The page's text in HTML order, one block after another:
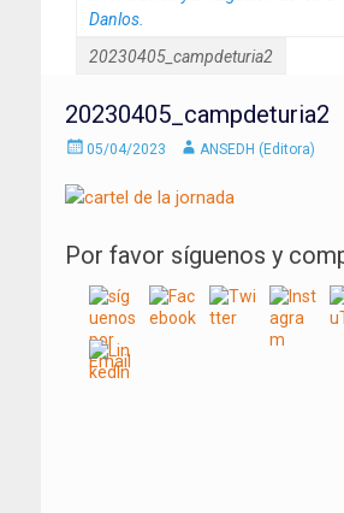
Danlos.
20230405_campdeturia2
20230405_campdeturia2
Enviado
05/04/2023 AutorANSEDH (Editora)
Por favor síguenos y